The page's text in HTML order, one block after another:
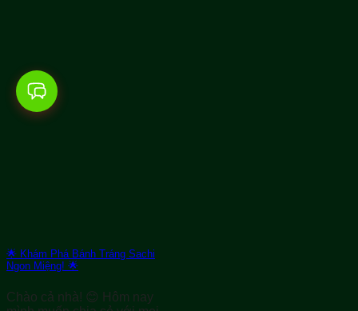
🌟 Khám Phá Bánh Tráng Sachi
Ngon Miệng! 🌟
Chào cả nhà! 😊 Hôm nay